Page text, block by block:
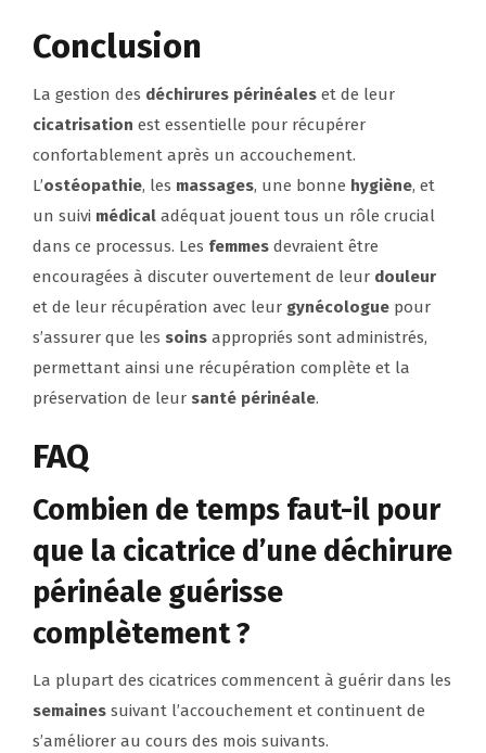
Conclusion
La gestion des déchirures périnéales et de leur
cicatrisation est essentielle pour récupérer
confortablement après un accouchement.
L’ostéopathie, les massages, une bonne hygiène, et
un suivi médical adéquat jouent tous un rôle crucial
dans ce processus. Les femmes devraient être
encouragées à discuter ouvertement de leur douleur
et de leur récupération avec leur gynécologue pour
s’assurer que les soins appropriés sont administrés,
permettant ainsi une récupération complète et la
préservation de leur santé périnéale.
FAQ
Combien de temps faut-il pour
que la cicatrice d’une déchirure
périnéale guérisse
complètement ?
La plupart des cicatrices commencent à guérir dans les
semaines suivant l’accouchement et continuent de
s’améliorer au cours des mois suivants.